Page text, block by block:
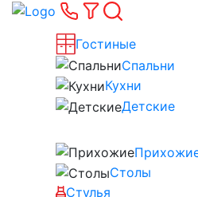
Гостиные
Спальни
Кухни
Детские
Столы
Стулья